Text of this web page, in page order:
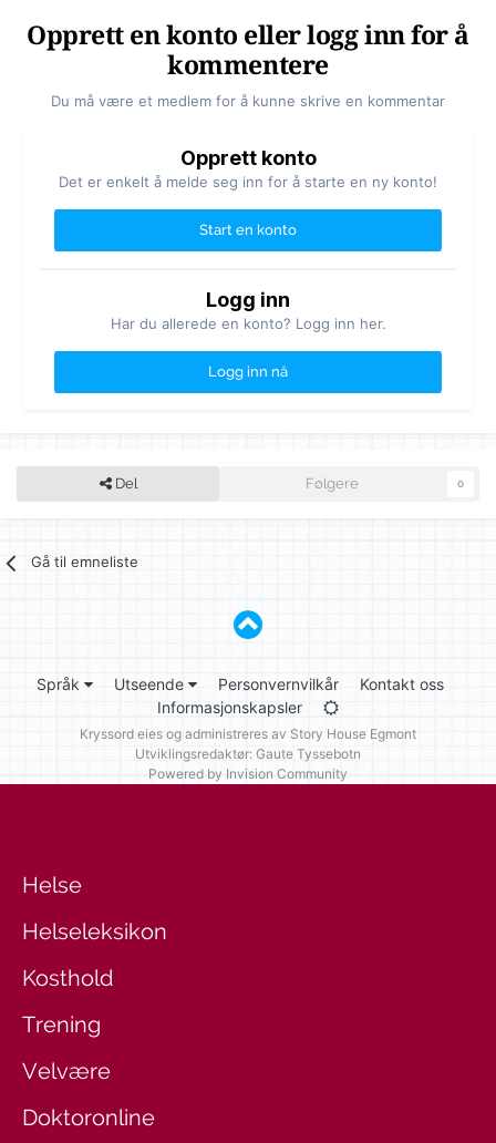
Opprett en konto eller logg inn for å
kommentere
Du må være et medlem for å kunne skrive en kommentar
Opprett konto
Det er enkelt å melde seg inn for å starte en ny konto!
Start en konto
Logg inn
Har du allerede en konto? Logg inn her.
Logg inn nå
Del Følgere 0
Gå til emneliste
Språk Utseende Personvernvilkår
Kontakt oss
Informasjonskapsler
Kryssord eies og administreres av Story House Egmont
Utviklingsredaktør: Gaute Tyssebotn
Powered by Invision Community
Helse
Helseleksikon
Kosthold
Trening
Velvære
Doktoronline